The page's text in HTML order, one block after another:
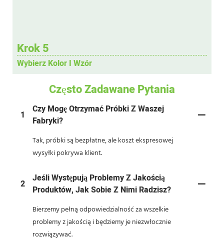
Krok 5
Wybierz Kolor I Wzór
Często Zadawane Pytania
1
Czy Mogę Otrzymać Próbki Z Waszej
Fabryki?
Tak, próbki są bezpłatne, ale koszt ekspresowej
wysyłki pokrywa klient.
2
Jeśli Występują Problemy Z Jakością
Produktów, Jak Sobie Z Nimi Radzisz?
Bierzemy pełną odpowiedzialność za wszelkie
problemy z jakością i będziemy je niezwłocznie
rozwiązywać.